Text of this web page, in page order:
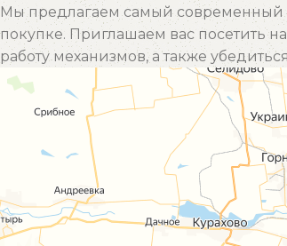
Мы предлагаем самый современный
покупке. Приглашаем вас посетить
работу механизмов, а также